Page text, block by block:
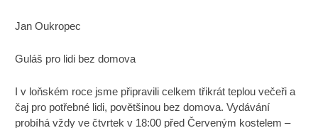
Jan Oukropec
Guláš pro lidi bez domova
I v loňském roce jsme připravili celkem třikrát teplou večeři a
čaj pro potřebné lidi, povětšinou bez domova. Vydávání
probíhá vždy ve čtvrtek v 18:00 před Červeným kostelem –